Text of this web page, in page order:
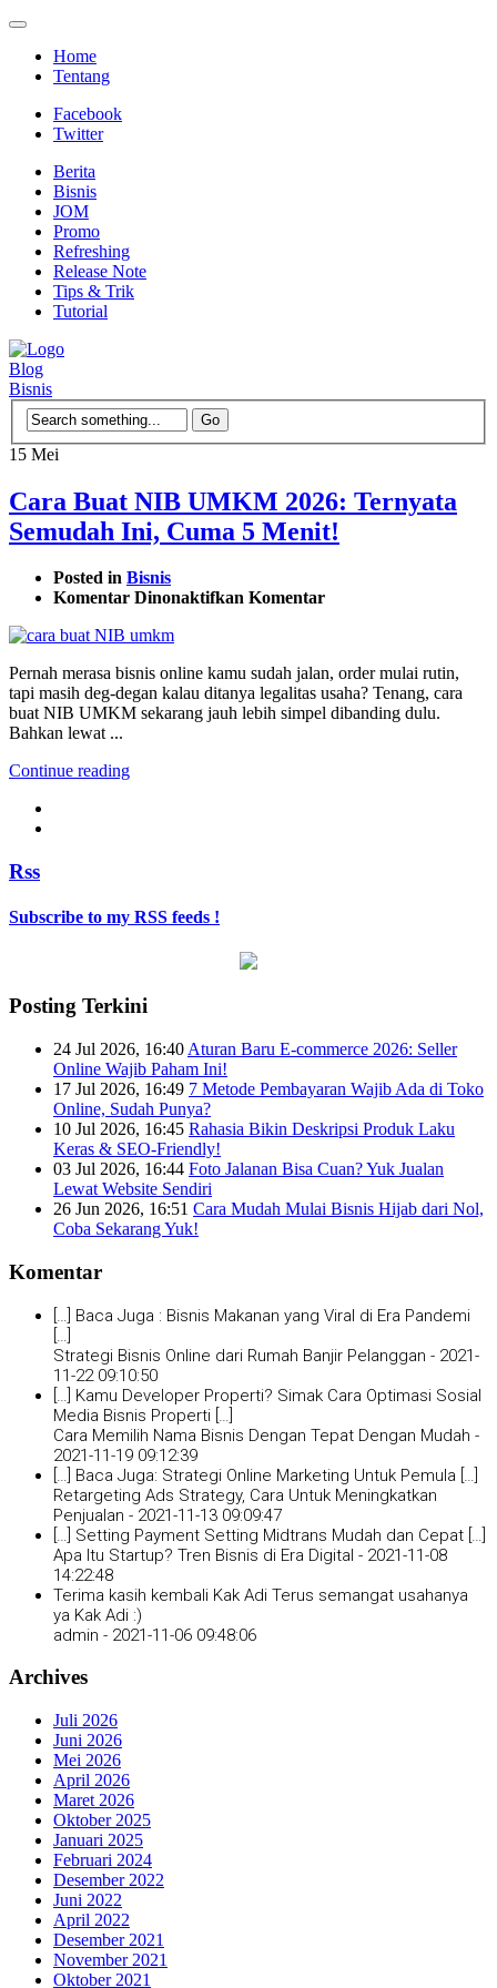
Home
Tentang
Facebook
Twitter
Berita
Bisnis
JOM
Promo
Refreshing
Release Note
Tips & Trik
Tutorial
Blog
Bisnis
15 Mei
Cara Buat NIB UMKM 2026: Ternyata
Semudah Ini, Cuma 5 Menit!
Posted in Bisnis
Komentar Dinonaktifkan pada
UMKM
2026:
Ternyata
Komentar
Pernah merasa bisnis online kamu sudah jalan, order mulai rutin,
tapi masih deg-degan kalau ditanya legalitas usaha? Tenang, cara
buat NIB UMKM sekarang jauh lebih simpel dibanding dulu.
Bahkan lewat ...
Continue reading
Rss
Subscribe to my RSS feeds !
Posting Terkini
24 Jul 2026, 16:40 Aturan Baru E-commerce 2026: Seller
Online Wajib Paham Ini!
17 Jul 2026, 16:49 7 Metode Pembayaran Wajib Ada di Toko
Online, Sudah Punya?
10 Jul 2026, 16:45 Rahasia Bikin Deskripsi Produk Laku
Keras & SEO-Friendly!
03 Jul 2026, 16:44 Foto Jalanan Bisa Cuan? Yuk Jualan
Lewat Website Sendiri
26 Jun 2026, 16:51 Cara Mudah Mulai Bisnis Hijab dari Nol,
Coba Sekarang Yuk!
Komentar
[…] Baca Juga : Bisnis Makanan yang Viral di Era Pandemi
Strategi Bisnis Online dari Rumah Banjir Pelanggan - 2021-
11-22 09:10:50
[…] Kamu Developer Properti? Simak Cara Optimasi Sosial
Media Bisnis Properti […]
Cara Memilih Nama Bisnis Dengan Tepat Dengan Mudah -
2021-11-19 09:12:39
[…] Baca Juga: Strategi Online Marketing Untuk Pemula […]
Retargeting Ads Strategy, Cara Untuk Meningkatkan
Penjualan - 2021-11-13 09:09:47
[…] Setting Payment Setting Midtrans Mudah dan Cepat […]
Apa Itu Startup? Tren Bisnis di Era Digital - 2021-11-08
14:22:48
Terima kasih kembali Kak Adi Terus semangat usahanya
ya Kak Adi :)
admin - 2021-11-06 09:48:06
Archives
Juli 2026
Juni 2026
Mei 2026
April 2026
Maret 2026
Oktober 2025
Januari 2025
Februari 2024
Desember 2022
Juni 2022
April 2022
Desember 2021
November 2021
Oktober 2021